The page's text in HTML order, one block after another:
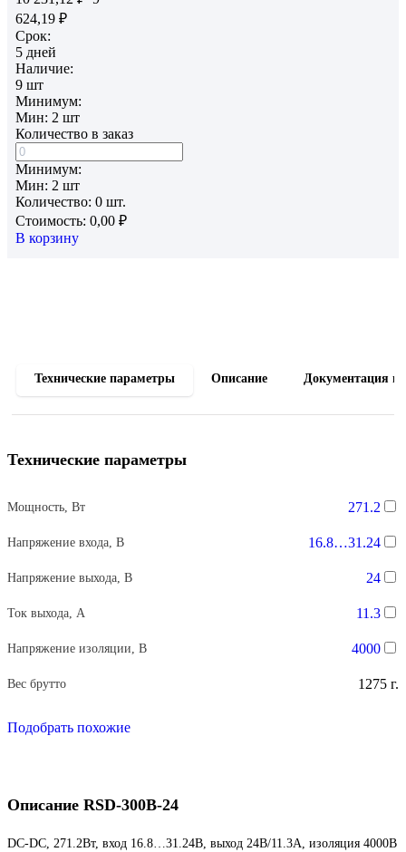
624,19 ₽
Срок:
5 дней
Наличие:
9 шт
Минимум:
Мин: 2 шт
Количество в заказ
Минимум:
Мин: 2 шт
Количество: 0 шт.
Стоимость: 0,00 ₽
В корзину
Технические параметры Описание Документация и
Технические параметры
Мощность, Вт 271.2
Напряжение входа, В 16.8…31.24
Напряжение выхода, В 24
Ток выхода, А 11.3
Напряжение изоляции, В 4000
Вес брутто 1275 г.
Подобрать похожие
Описание RSD-300B-24
DC-DC, 271.2Вт, вход 16.8…31.24В, выход 24В/11.3А, изоляция 4000В